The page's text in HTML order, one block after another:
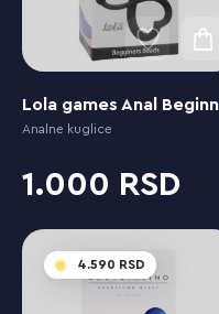
Analne kuglice
1.000
4.590